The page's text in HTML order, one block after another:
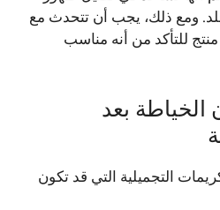
ومع ذلك، يجب أن تتحدث مع
للتأكد من أنه مناسب
بعد
التجميلية التي قد تكون